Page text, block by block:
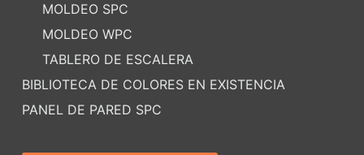
MOLDEO SPC
MOLDEO WPC
TABLERO DE ESCALERA
BIBLIOTECA DE COLORES EN EXISTENCIA
PANEL DE PARED SPC